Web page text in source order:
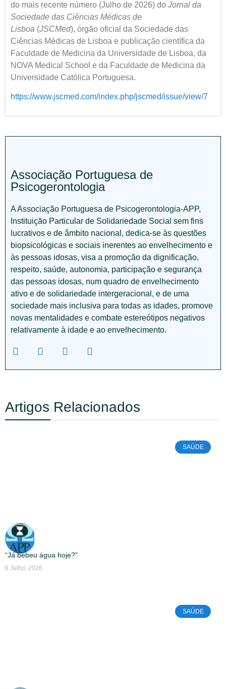
do mais recente número (Julho de 2026) do Jornal da
Sociedade das Ciências Médicas de
Lisboa (JSCMed), órgão oficial da Sociedade das
Ciências Médicas de Lisboa e publicação científica da
Faculdade de Medicina da Universidade de Lisboa, da
NOVA Medical School e da Faculdade de Medicina da
Universidade Católica Portuguesa.
https://www.jscmed.com/index.php/jscmed/issue/view/7
Associação Portuguesa de
Psicogerontologia
A Associação Portuguesa de Psicogerontologia-APP,
Instituição Particular de Solidariedade Social sem fins
lucrativos e de âmbito nacional, dedica-se às questões
biopsicológicas e sociais inerentes ao envelhecimento e
às pessoas idosas, visa a promoção da dignificação,
respeito, saúde, autonomia, participação e segurança
das pessoas idosas, num quadro de envelhecimento
ativo e de solidariedade intergeracional, e de uma
sociedade mais inclusiva para todas as idades, promove
novas mentalidades e combate estereótipos negativos
relativamente à idade e ao envelhecimento.
Artigos Relacionados
SAÚDE
“Já bebeu água hoje?”
6 Julho, 2026
SAÚDE